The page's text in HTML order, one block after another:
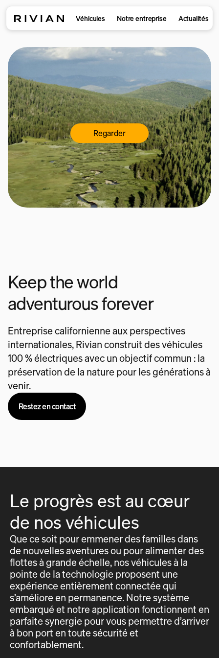
Véhicules Notre entreprise Actualités
Regarder
Keep the world
adventurous forever
Entreprise californienne aux perspectives
internationales, Rivian construit des véhicules
100 % électriques avec un objectif commun : la
préservation de la nature pour les générations à
venir.
Restez en contact
Le progrès est au cœur
de nos véhicules
Que ce soit pour emmener des familles dans
de nouvelles aventures ou pour alimenter des
flottes à grande échelle, nos véhicules à la
pointe de la technologie proposent une
expérience entièrement connectée qui
s’améliore en permanence. Notre système
embarqué et notre application fonctionnent en
parfaite synergie pour vous permettre d’arriver
à bon port en toute sécurité et
confortablement.